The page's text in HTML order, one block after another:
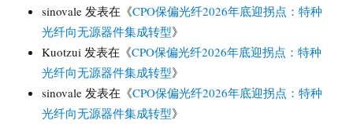
sinovale 发表在《CPO保偏光纤2026年底迎拐点：特种
光纤向无源器件集成转型》
Kuotzui 发表在《CPO保偏光纤2026年底迎拐点：特种
光纤向无源器件集成转型》
sinovale 发表在《CPO保偏光纤2026年底迎拐点：特种
光纤向无源器件集成转型》